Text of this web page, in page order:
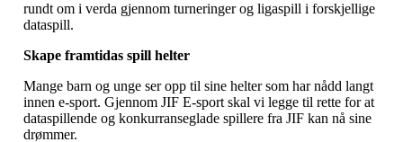
rundt om i verda gjennom turneringer og ligaspill i forskjellige
dataspill.
Skape framtidas spill helter
Mange barn og unge ser opp til sine helter som har nådd langt
innen e-sport. Gjennom JIF E-sport skal vi legge til rette for at
dataspillende og konkurranseglade spillere fra JIF kan nå sine
drømmer.